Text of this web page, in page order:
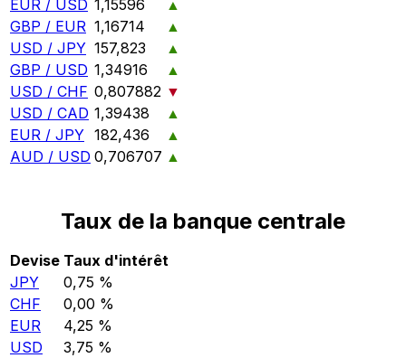
EUR / USD 1,15596
▲
GBP / EUR 1,16714
▲
USD / JPY 157,823
▲
GBP / USD 1,34916
▲
USD / CHF 0,807882 ▼
USD / CAD 1,39438
▲
EUR / JPY 182,436
▲
AUD / USD 0,706707 ▲
Taux de la banque centrale
Devise Taux d'intérêt
JPY
0,75 %
CHF
0,00 %
EUR
4,25 %
USD
3,75 %